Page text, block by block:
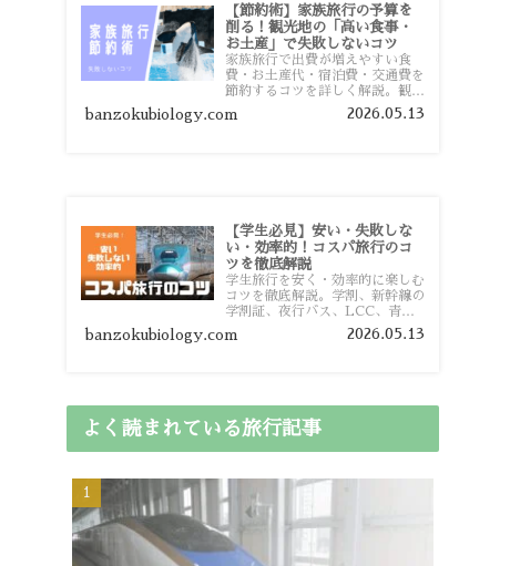
【節約術】家族旅行の予算を
削る！観光地の「高い食事・
お土産」で失敗しないコツ
家族旅行で出費が増えやすい食
費・お土産代・宿泊費・交通費を
節約するコツを詳しく解説。観光
地価格を避ける方法や、早割・ス
ーパー活用術、予算管理のポイン
banzokubiology.com 2026.05.13
【学生必見】安い・失敗しな
い・効率的！コスパ旅行のコ
ツを徹底解説
学生旅行を安く・効率的に楽しむ
コツを徹底解説。学割、新幹線の
学割証、夜行バス、LCC、青春
18きっぷ、レンタカー割り勘な
ど、学生向けの節約旅行術を詳し
banzokubiology.com 2026.05.13
よく読まれている旅行記事